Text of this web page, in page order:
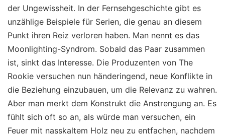
der Ungewissheit. In der Fernsehgeschichte gibt es
unzählige Beispiele für Serien, die genau an diesem
Punkt ihren Reiz verloren haben. Man nennt es das
Moonlighting-Syndrom. Sobald das Paar zusammen
ist, sinkt das Interesse. Die Produzenten von The
Rookie versuchen nun händeringend, neue Konflikte in
die Beziehung einzubauen, um die Relevanz zu wahren.
Aber man merkt dem Konstrukt die Anstrengung an. Es
fühlt sich oft so an, als würde man versuchen, ein
Feuer mit nasskaltem Holz neu zu entfachen, nachdem